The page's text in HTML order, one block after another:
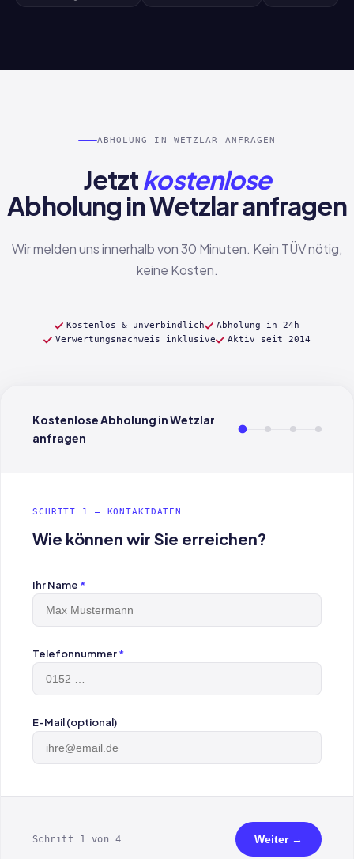
ABHOLUNG IN WETZLAR ANFRAGEN
Jetztkostenlose
Abholung in Wetzlar anfragen
Wir melden uns innerhalb von 30 Minuten. Kein TÜV nötig,
keine Kosten.
Kostenlos & unverbindlich
Abholung in 24h
Verwertungsnachweis inklusive
Aktiv seit 2014
Kostenlose Abholung in Wetzlar
anfragen
SCHRITT 1 — KONTAKTDATEN
Wie können wir Sie erreichen?
Ihr Name *
Telefonnummer*
E-Mail (optional)
Schritt 1 von 4 Weiter →